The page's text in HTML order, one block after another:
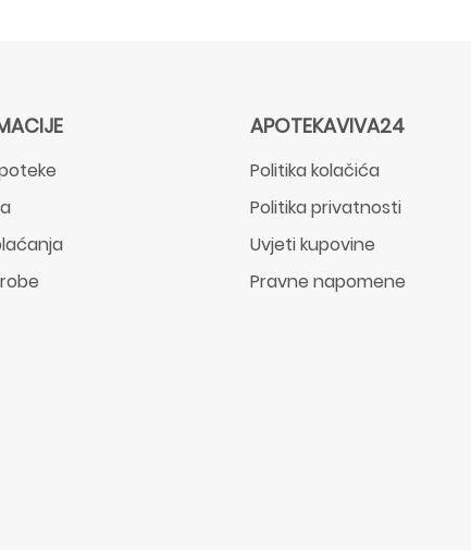
APOTEKAVIVA24
Politika kolačića
Politika privatnosti
Uvjeti kupovine
Pravne napomene